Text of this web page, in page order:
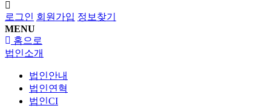
로그인 회원가입 정보찾기
MENU
홈으로
법인소개
법인안내
법인연혁
법인CI